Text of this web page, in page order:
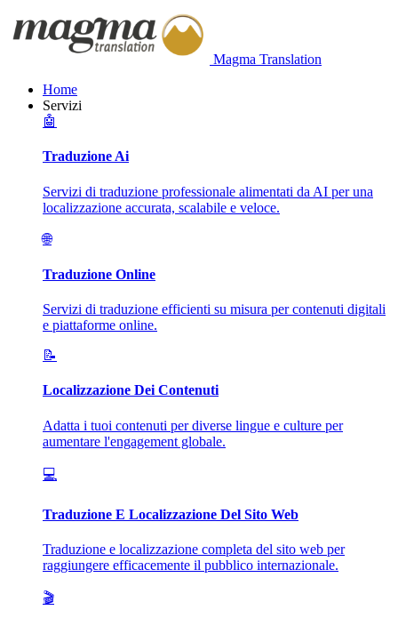
Magma Translation
Home
Servizi
🤖
Traduzione Ai
Servizi di traduzione professionale alimentati da AI per una
localizzazione accurata, scalabile e veloce.
🌐
Traduzione Online
Servizi di traduzione efficienti su misura per contenuti digitali
e piattaforme online.
📝
Localizzazione Dei Contenuti
Adatta i tuoi contenuti per diverse lingue e culture per
aumentare l'engagement globale.
💻
Traduzione E Localizzazione Del Sito Web
Traduzione e localizzazione completa del sito web per
raggiungere efficacemente il pubblico internazionale.
🎬